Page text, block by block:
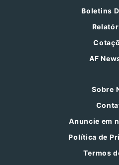
Boletins
AF
Sobre
Anuncie em
Política de
Termos